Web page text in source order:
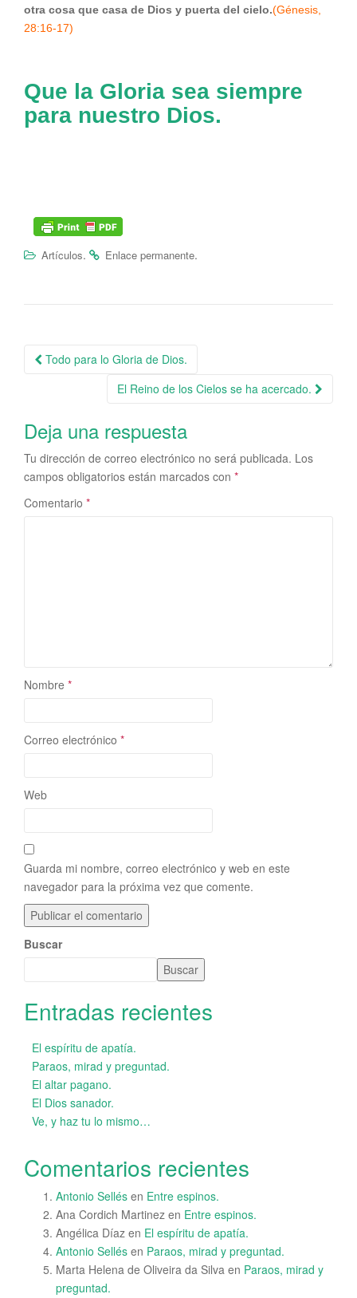
otra cosa que casa de Dios y puerta del cielo.(Génesis,
28:16-17)
Que la Gloria sea siempre
para nuestro Dios.
Artículos. Enlace permanente.
Navegación de la entrada
Todo para lo Gloria de Dios.
El Reino de los Cielos se ha acercado.
Deja una respuesta
Tu dirección de correo electrónico no será publicada. Los
campos obligatorios están marcados con *
Comentario *
Nombre *
Correo electrónico *
Web
Guarda mi nombre, correo electrónico y web en este
navegador para la próxima vez que comente.
Buscar
Buscar
Entradas recientes
El espíritu de apatía.
Paraos, mirad y preguntad.
El altar pagano.
El Dios sanador.
Ve, y haz tu lo mismo…
Comentarios recientes
Antonio Sellés en Entre espinos.
Ana Cordich Martinez en Entre espinos.
Angélica Díaz en El espíritu de apatía.
Antonio Sellés en Paraos, mirad y preguntad.
Marta Helena de Oliveira da Silva en Paraos, mirad y
preguntad.